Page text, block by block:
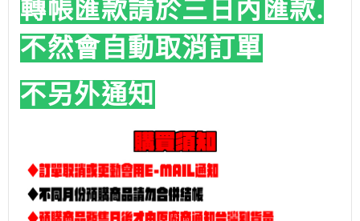
轉帳匯款請於三日內匯款.
不然會自動取消訂單
不另外通知